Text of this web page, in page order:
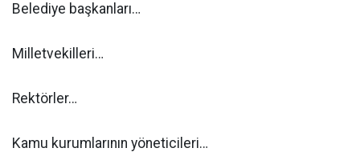
Belediye başkanları…
Milletvekilleri…
Rektörler…
Kamu kurumlarının yöneticileri…